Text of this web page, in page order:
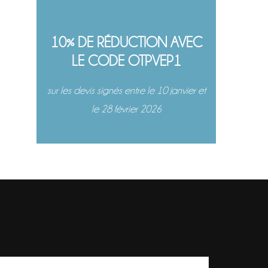
10% DE RÉDUCTION AVEC
LE CODE OTPVEP1
sur les devis signés entre le 10 janvier et
le 28 février 2026